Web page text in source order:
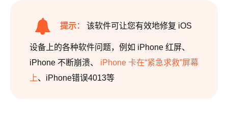
提示： 该软件可让您有效地修复 iOS
设备上的各种软件问题，例如 iPhone 红屏、
iPhone 不断崩溃、 iPhone 卡在“紧急求救”屏幕
上、iPhone错误4013等